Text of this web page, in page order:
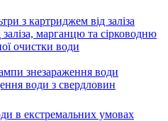
з картриджем від заліза
марганцю та сірководню
очистки води
знезараження води
води з свердловин
в екстремальних умовах